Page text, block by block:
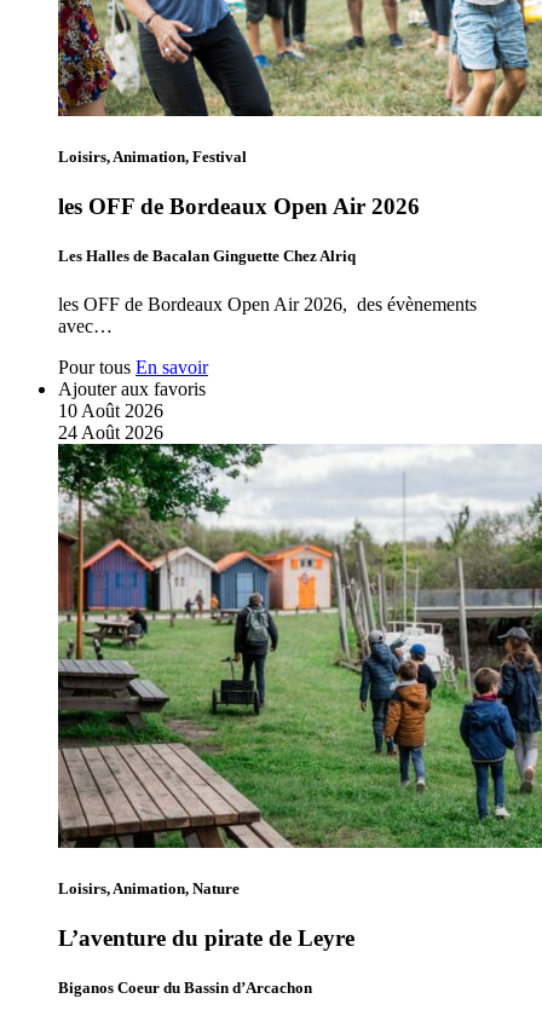
Loisirs, Animation, Festival
les OFF de Bordeaux Open Air 2026
Les Halles de Bacalan Ginguette Chez Alriq
les OFF de Bordeaux Open Air 2026, des évènements
avec…
Pour tous En savoir
Ajouter aux favoris
10 Août 2026
24 Août 2026
Loisirs, Animation, Nature
L’aventure du pirate de Leyre
Biganos Coeur du Bassin d’Arcachon